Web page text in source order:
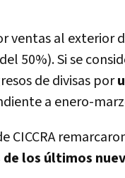
ventas al exterior
50%). Si se
de divisas por
a enero-
CICCRA
los últimos